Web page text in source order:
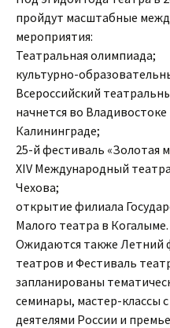
пройдут масштабные
мероприятия:
Театральная олимпиада;
культурно-
Всероссийский
начнется во
Калининграде;
25-й фестиваль «Золотая
XIV Международный
Чехова;
открытие филиала
Малого театра в Когалыме.
Ожидаются также Летний
театров и Фестиваль
запланированы
семинары, мастер-классы
деятелями России и